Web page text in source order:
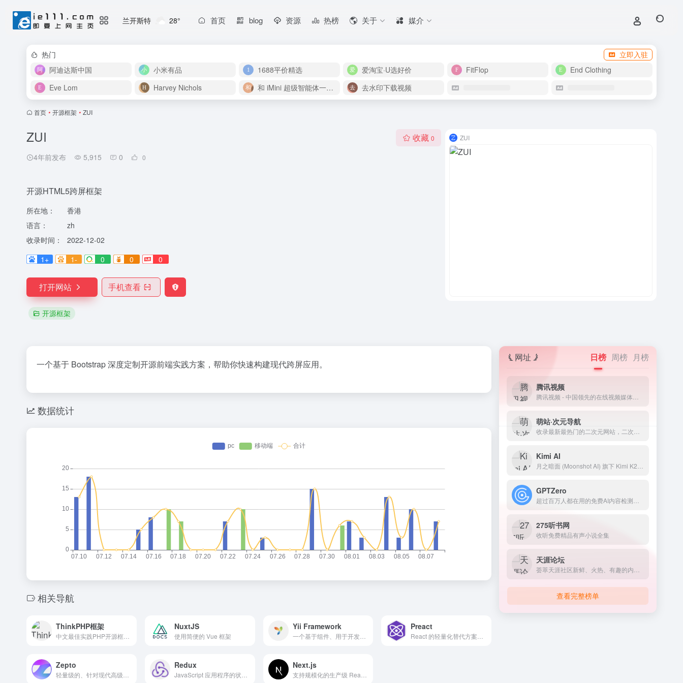
兰开斯特 28° 首页 blog 资源 热榜 关于 媒介
热门
立即入驻
阿迪达斯中国
小米有品 1688平价精选 爱淘宝·U选好价 FitFlop
End Clothing
Eve Lom
Harvey Nichols 和 iMini 超级智能体一起构建伟大作品 去水印下载视频
首页 • 开源框架 • ZUI
ZUI
4年前发布 5,915 0 0
收藏 0
开源HTML5跨屏框架
所在地：
香港
语言：
zh
收录时间：
2022-12-02
1+
1- 0 0 0
打开网站 手机查看
开源框架
ZUI
一个基于 Bootstrap 深度定制开源前端实践方案，帮助你快速构建现代跨屏应用。
数据统计
相关导航
ThinkPHP框架 NuxtJS
使用简便的 Vue 框架
Yii Framework
一个基于组件、用于开发大型 Web 应用的高性能 PHP 框架
Preact
Zepto Redux Next.js
网址 日榜 周榜 月榜
腾讯视频
萌站·次元导航
Kimi AI
GPTZero
275听书网
收听免费精品有声小说全集
天涯论坛
查看完整榜单